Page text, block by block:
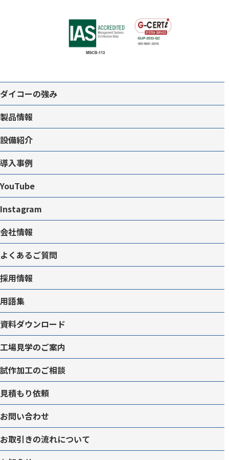
ダイコーの強み
製品情報
設備紹介
導入事例
YouTube
Instagram
会社情報
よくあるご質問
採用情報
用語集
資料ダウンロード
工場見学のご案内
試作加工のご相談
見積もり依頼
お問い合わせ
お取引きの流れについて